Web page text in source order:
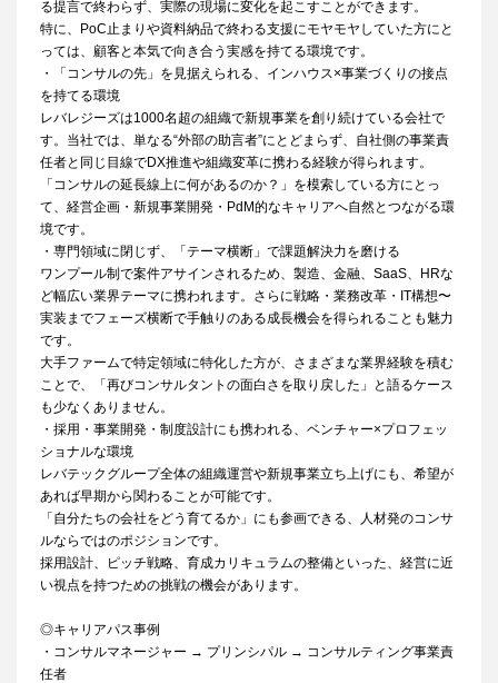
る提言で終わらず、実際の現場に変化を起こすことができます。
特に、PoC止まりや資料納品で終わる支援にモヤモヤしていた方にと
っては、顧客と本気で向き合う実感を持てる環境です。
・「コンサルの先」を見据えられる、インハウス×事業づくりの接点
を持てる環境
レバレジーズは1000名超の組織で新規事業を創り続けている会社で
す。当社では、単なる“外部の助言者”にとどまらず、自社側の事業責
任者と同じ目線でDX推進や組織変革に携わる経験が得られます。
「コンサルの延長線上に何があるのか？」を模索している方にとっ
て、経営企画・新規事業開発・PdM的なキャリアへ自然とつながる環
境です。
・専門領域に閉じず、「テーマ横断」で課題解決力を磨ける
ワンプール制で案件アサインされるため、製造、金融、SaaS、HRな
ど幅広い業界テーマに携われます。さらに戦略・業務改革・IT構想〜
実装までフェーズ横断で手触りのある成長機会を得られることも魅力
です。
大手ファームで特定領域に特化した方が、さまざまな業界経験を積む
ことで、「再びコンサルタントの面白さを取り戻した」と語るケース
も少なくありません。
・採用・事業開発・制度設計にも携われる、ベンチャー×プロフェッ
ショナルな環境
レバテックグループ全体の組織運営や新規事業立ち上げにも、希望が
あれば早期から関わることが可能です。
「自分たちの会社をどう育てるか」にも参画できる、人材発のコンサ
ルならではのポジションです。
採用設計、ピッチ戦略、育成カリキュラムの整備といった、経営に近
い視点を持つための挑戦の機会があります。
◎キャリアパス事例
・コンサルマネージャー → プリンシパル → コンサルティング事業責
任者